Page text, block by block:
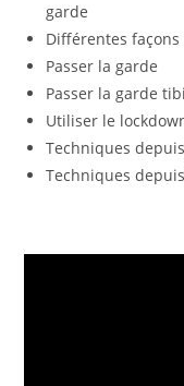
garde
Différentes façons
Passer la garde
Passer la garde
Utiliser le
Techniques
Techniques